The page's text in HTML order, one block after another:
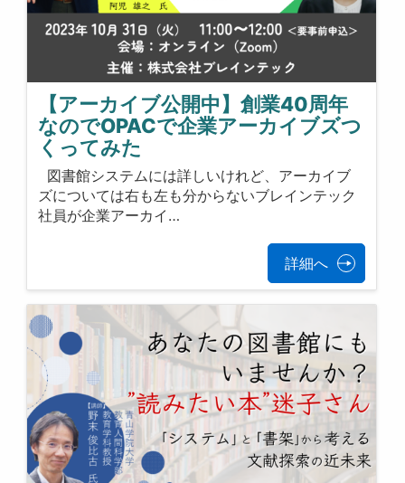
【アーカイブ公開中】創業40周年
なのでOPACで企業アーカイブズつ
くってみた
図書館システムには詳しいけれど、アーカイブ
ズについては右も左も分からないブレインテック
社員が企業アーカイ…
詳細へ